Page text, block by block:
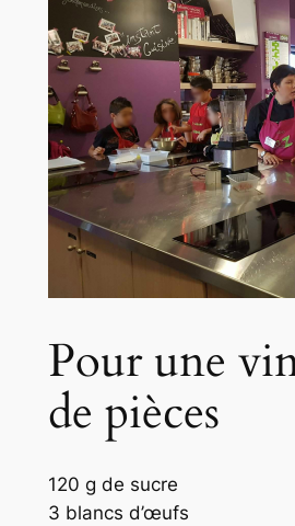
Pour une
de pièces
120 g de sucre
3 blancs d’œufs